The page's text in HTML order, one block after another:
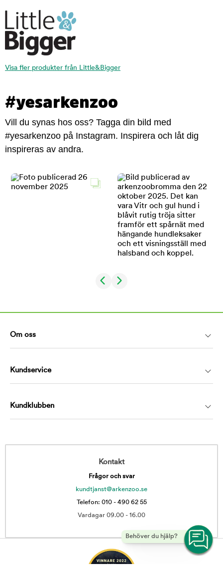
Visa fler produkter från Little&Bigger
#yesarkenzoo
Vill du synas hos oss? Tagga din bild med
#yesarkenzoo på Instagram. Inspirera och låt dig
inspireras av andra.
Behöver du hjälp?
Om oss
Kundservice
Kundklubben
Kontakt
Frågor och svar
kundtjanst@arkenzoo.se
Telefon: 010 - 490 62 55
Vardagar 09.00 - 16.00